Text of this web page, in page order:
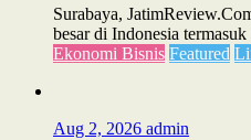
Surabaya,
besar di Indonesia
Ekonomi Bisnis Featured
Aug 2, 2026 admin